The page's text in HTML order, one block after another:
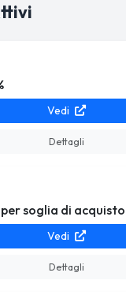
Vedi
Dettagli
soglia di acquisto
Vedi
Dettagli